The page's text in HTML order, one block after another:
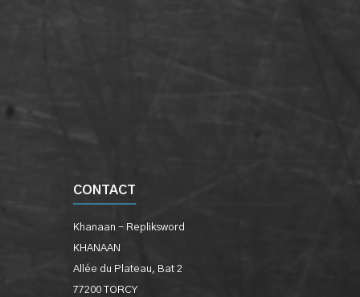
CONTACT
Khanaan - Repliksword
KHANAAN
Allée du Plateau, Bat 2
77200 TORCY